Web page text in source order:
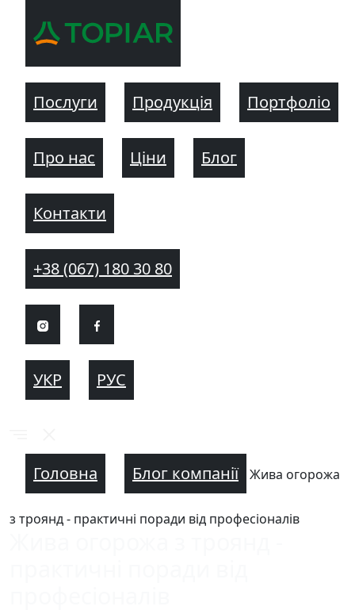
Послуги Продукція Портфоліо
Про нас Ціни Блог
Контакти
+38 (067) 180 30 80
УКР РУС
Головна Блог компанії Жива огорожа
з троянд - практичні поради від професіоналів